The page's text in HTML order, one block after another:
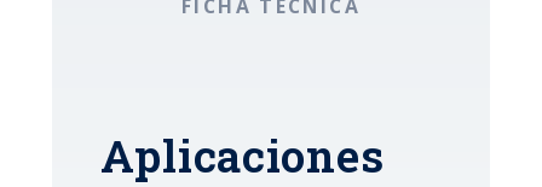
FICHA TÉCNICA
Aplicaciones